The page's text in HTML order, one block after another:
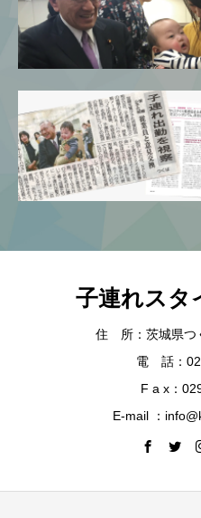
子連れスタ
住 所：茨城県つ
電 話：
F a x：
E-mail ：